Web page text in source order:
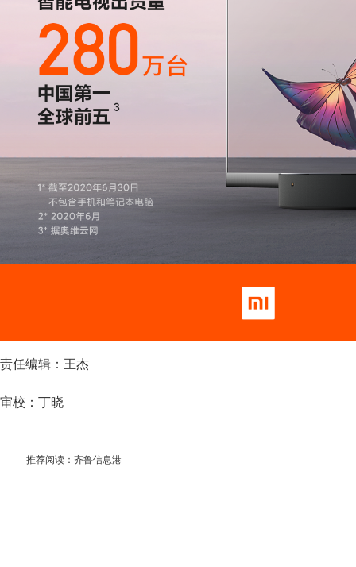
责任编辑：王杰
审校：丁晓
推荐阅读： 齐鲁信息港